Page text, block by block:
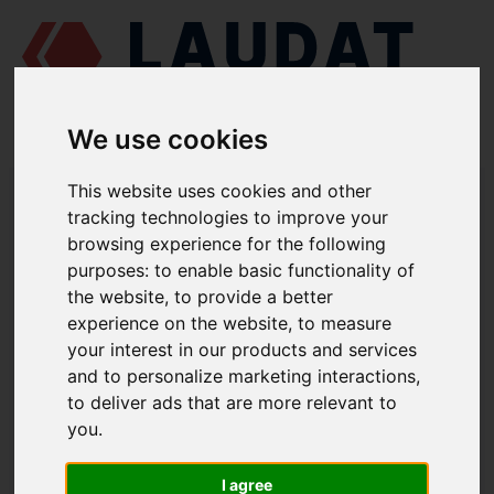
We use cookies
This website uses cookies and other
tracking technologies to improve your
browsing experience for the following
purposes:to enable basic functionality of
the website,to provide a better
experience on the website,to measure
your interest in our products and services
and to personalize marketing interactions,
to deliver ads that are more relevant to
you.
I agree
LAUDAT SUPPLY/MOTORES MARINOS/ GDF 8320ZCD-8
LAUDAT SUPPLY
8320ZCD-8
CATEGORIA DE CULATA
VÁLVULA DE ESCAPE
NÚMERO DE PIEZA: 320.01.11H